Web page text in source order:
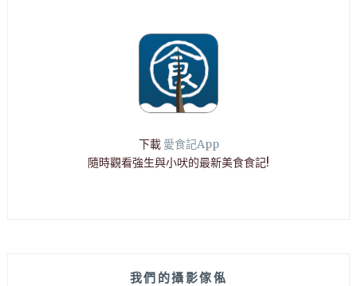
下載 愛食記App
隨時觀看強生與小吠的最新美食食記!
我們的攝影傢俬